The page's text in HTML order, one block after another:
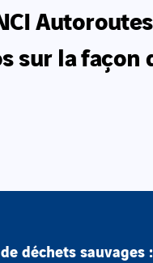
sur la
déchets